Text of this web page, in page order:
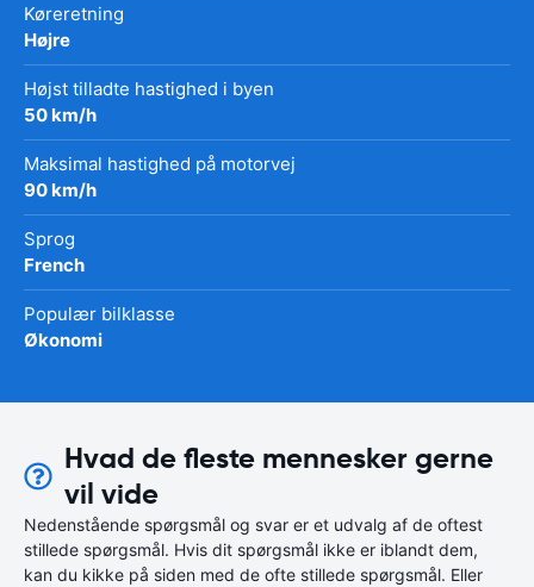
Køreretning
Højre
Højst tilladte hastighed i byen
50 km/h
Maksimal hastighed på motorvej
90 km/h
Sprog
French
Populær bilklasse
Økonomi
Hvad de fleste mennesker gerne
vil vide
Nedenstående spørgsmål og svar er et udvalg af de oftest
stillede spørgsmål. Hvis dit spørgsmål ikke er iblandt dem,
kan du kikke på siden med de ofte stillede spørgsmål. Eller